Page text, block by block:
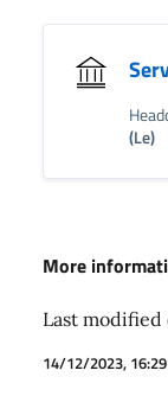
(Le)
More
Last modified
14/12/2023, 16:29